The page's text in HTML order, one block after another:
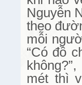
Nguyễn
theo
mỗi
“Có đồ
mét thì